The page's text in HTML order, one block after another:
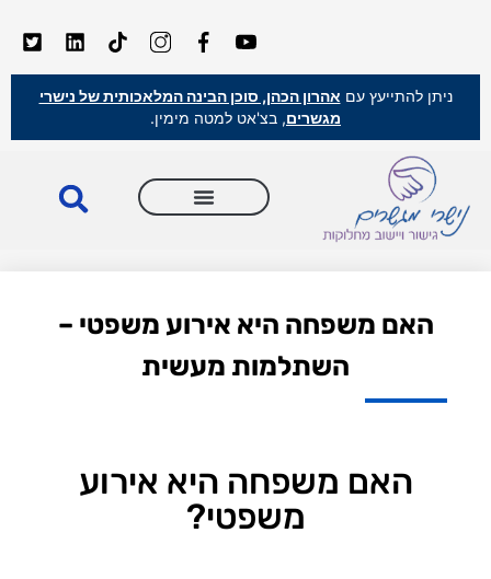
ניתן להתייעץ עם אהרון הכהן, סוכן הבינה המלאכותית של נישרי
מגשרים, בצ'אט למטה מימין.
האם משפחה היא אירוע משפטי –
השתלמות מעשית
האם משפחה היא אירוע
משפטי?